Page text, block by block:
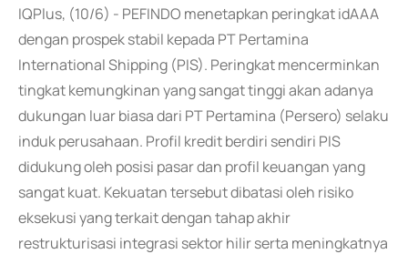
IQPlus, (10/6) - PEFINDO menetapkan peringkat idAAA
dengan prospek stabil kepada PT Pertamina
International Shipping (PIS). Peringkat mencerminkan
tingkat kemungkinan yang sangat tinggi akan adanya
dukungan luar biasa dari PT Pertamina (Persero) selaku
induk perusahaan. Profil kredit berdiri sendiri PIS
didukung oleh posisi pasar dan profil keuangan yang
sangat kuat. Kekuatan tersebut dibatasi oleh risiko
eksekusi yang terkait dengan tahap akhir
restrukturisasi integrasi sektor hilir serta meningkatnya